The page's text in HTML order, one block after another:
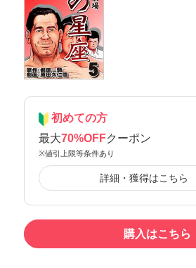
初めての方
最大70%OFFクーポン
※値引上限等条件あり
詳細・獲得はこちら
購入はこちら